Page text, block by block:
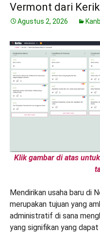
Vermont dari
Agustus 2, 2026
Klik gambar di atas
Mendirikan usaha baru di
merupakan tujuan yang
administratif di sana
yang signifikan yang